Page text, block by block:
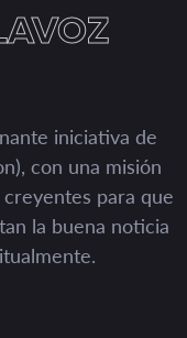
iniciativa de
con una misión
para que
la buena noticia